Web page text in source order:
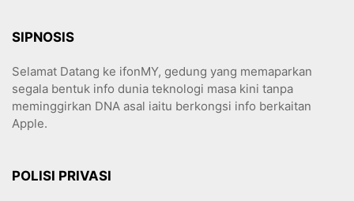
SIPNOSIS
Selamat Datang ke ifonMY, gedung yang memaparkan
segala bentuk info dunia teknologi masa kini tanpa
meminggirkan DNA asal iaitu berkongsi info berkaitan
Apple.
POLISI PRIVASI